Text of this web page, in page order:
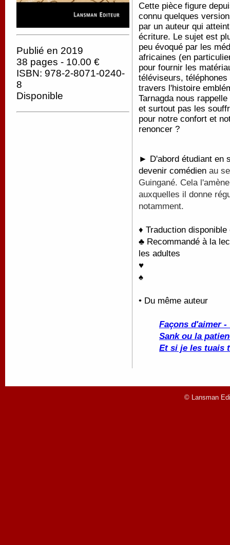
Publié en 2019
38 pages - 10.00 €
ISBN: 978-2-8071-0240-
8
Disponible
Cette pièce figure
connu quelques
par un auteur qui
écriture. Le sujet est
peu évoqué par les
africaines (en
pour fournir les
téléviseurs,
travers l'histoire
Tarnagda nous
et surtout pas les
pour notre confort et
renoncer ?
► D'abord étudiant en
devenir comédien au
Guingané. Cela
auxquelles il donne
notamment.
♦ Traduction
♣ Recommandé à la
les adultes
♥
♠
• Du même auteur
Façons d'aimer -
Sank ou la
Et si je les tuais
© Lansman